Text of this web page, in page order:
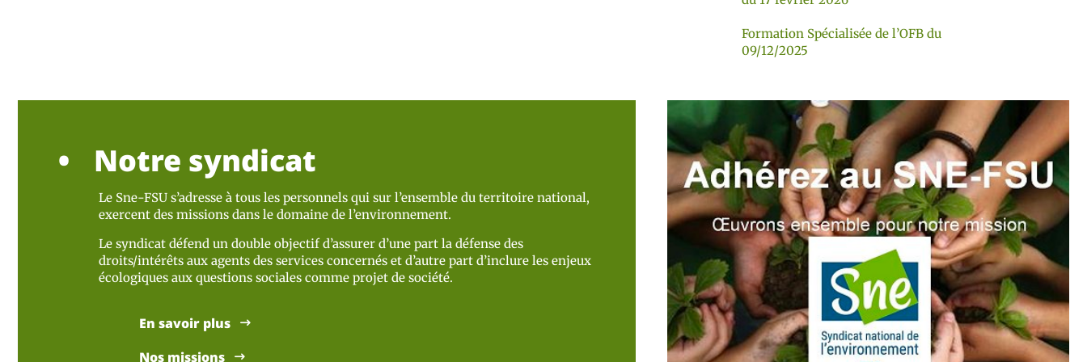
Formation Spécialisée de l’OFB du
09/12/2025
Notre syndicat
Le Sne-FSU s’adresse à tous les personnels qui sur l’ensemble du territoire national,
exercent des missions dans le domaine de l’environnement.
Le syndicat défend un double objectif d’assurer d’une part la défense des
droits/intérêts aux agents des services concernés et d’autre part d’inclure les enjeux
écologiques aux questions sociales comme projet de société.
En savoir plus
Nos missions